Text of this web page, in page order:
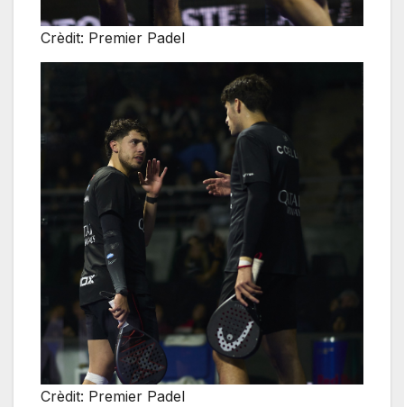
Crèdit: Premier Padel
Crèdit: Premier Padel